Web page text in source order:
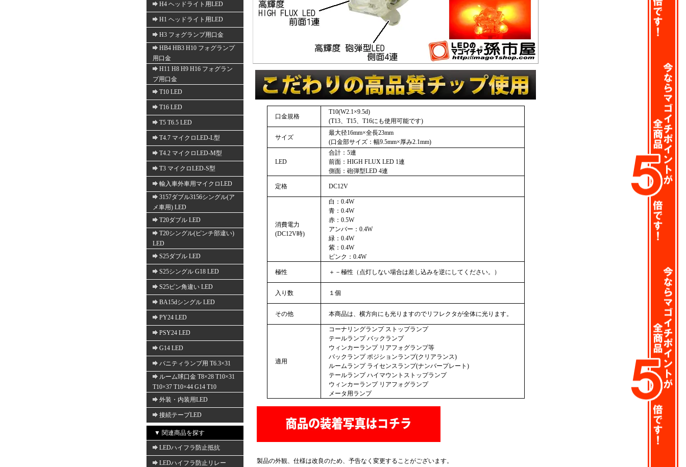
H4 ヘッドライト用LED
H1 ヘッドライト用LED
H3 フォグランプ用口金
HB4 HB3 H10 フォグランプ
用口金
H11 H8 H9 H16 フォグラン
プ用口金
T10 LED
T16 LED
T5 T6.5 LED
T4.7 マイクロLED-L型
T4.2 マイクロLED-M型
T3 マイクロLED-S型
輸入車外車用マイクロLED
3157ダブル3156シングル(ア
メ車用) LED
T20ダブル LED
T20シングル(ピンチ部違い)
LED
S25ダブル LED
S25シングル G18 LED
S25ピン角違い LED
BA15dシングル LED
PY24 LED
PSY24 LED
G14 LED
バニティランプ用 T6.3×31
ルーム球口金 T8×28 T10×31
T10×37 T10×44 G14 T10
外装・内装用LED
接続テープLED
▼ 関連商品を探す
LEDハイフラ防止抵抗
LEDハイフラ防止リレー
口金規格
T10(W2.1×9.5d)
(T13、T15、T16にも使用可能です)
サイズ
最大径16mm×全長23mm
(口金部サイズ：幅9.5mm×厚み2.1mm)
LED
合計：5連
前面：HIGH FLUX LED 1連
側面：砲弾型LED 4連
定格 DC12V
消費電力
(DC12V時)
白：0.4W
青：0.4W
赤：0.5W
アンバー：0.4W
緑：0.4W
紫：0.4W
ピンク：0.4W
極性 ＋－極性（点灯しない場合は差し込みを逆にしてください。）
入り数 １個
その他 本商品は、横方向にも光りますのでリフレクタが全体に光ります。
適用
コーナリングランプ ストップランプ
テールランプ バックランプ
ウィンカーランプ リアフォグランプ等
バックランプ ポジションランプ(クリアランス)
ルームランプ ライセンスランプ(ナンバープレート)
テールランプ ハイマウントストップランプ
ウィンカーランプ リアフォグランプ
メータ用ランプ
製品の外観、仕様は改良のため、予告なく変更することがございます。